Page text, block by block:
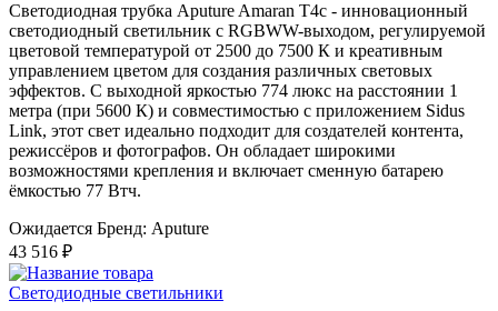
Светодиодная трубка Aputure Amaran T4c - инновационный
светодиодный светильник с RGBWW-выходом, регулируемой
цветовой температурой от 2500 до 7500 К и креативным
управлением цветом для создания различных световых
эффектов. С выходной яркостью 774 люкс на расстоянии 1
метра (при 5600 К) и совместимостью с приложением Sidus
Link, этот свет идеально подходит для создателей контента,
режиссёров и фотографов. Он обладает широкими
возможностями крепления и включает сменную батарею
ёмкостью 77 Втч.
Ожидается Бренд: Aputure
43 516 ₽
Светодиодные светильники